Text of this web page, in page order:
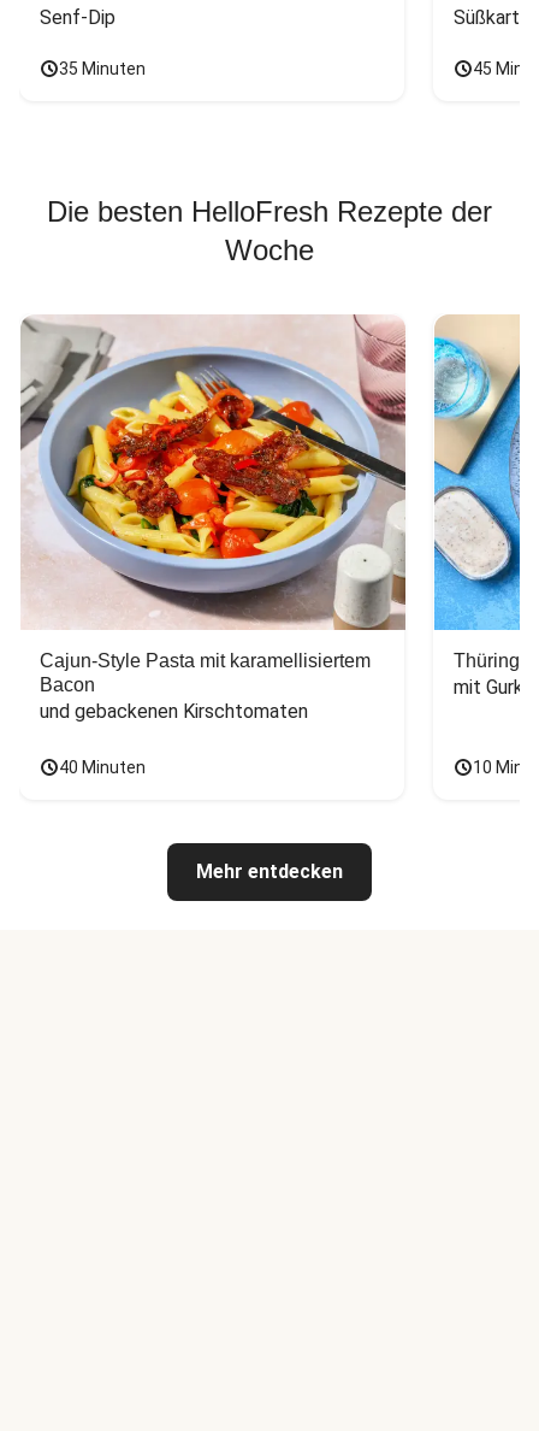
Senf-Dip
35 Minuten 45
Die besten HelloFresh Rezepte der
Woche
Cajun-Style Pasta mit karamellisiertem
Bacon
und gebackenen Kirschtomaten
40 Minuten
mit
10
Mehr entdecken